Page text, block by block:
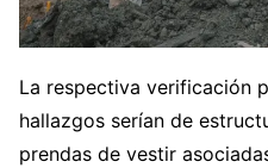
La respectiva verificación
hallazgos serían de
prendas de vestir